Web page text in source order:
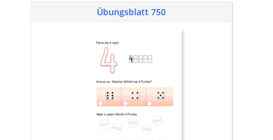
Übungsblatt 750